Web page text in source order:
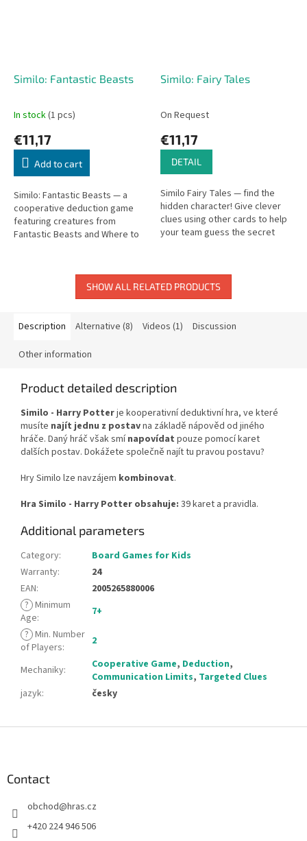
Similo: Fantastic Beasts
In stock(1 pcs)
€11,17
Add to cart
Similo: Fantastic Beasts — a
cooperative deduction game
featuring creatures from
Fantastic Beasts and Where to
Similo: Fairy Tales
On Request
€11,17
DETAIL
Similo Fairy Tales — find the
hidden character! Give clever
clues using other cards to help
your team guess the secret
SHOW ALL RELATED PRODUCTS
Description Alternative (8) Videos (1) Discussion
Other information
Product detailed description
Similo - Harry Potterje kooperativní deduktivní hra, ve které
musíte najít jednu z postavna základě nápověd od jiného
hráče. Daný hráč však smínapovídat pouze pomocí karet
dalších postav. Dokážete společně najít tu pravou postavu?
Hry Similo lze navzájem kombinovat.
Hra Similo - Harry Potter obsahuje: 39 karet a pravidla.
Additional parameters
Category:
Board Games for Kids
Warranty:
24
EAN:
2005265880006
? Minimum
Age:
7+
? Min. Number
of Players: 2
Mechaniky: Cooperative Game, Deduction,
Communication Limits, Targeted Clues
jazyk: česky
Contact
obchod@hras.cz
+420 224 946 506